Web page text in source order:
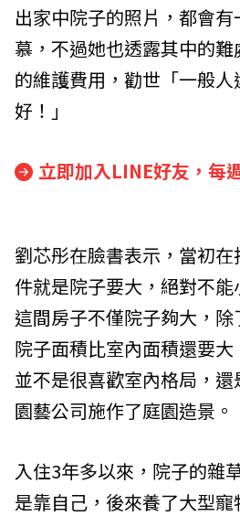
出家中院子的照片，都會
慕，不過她也透露其中的
的維護費用，勸世「一般
好！」
立即加入LINE好友，每
劉芯彤在臉書表示，當初
件就是院子要大，絕對不
這間房子不僅院子夠大，除
院子面積比室內面積還要
並不是很喜歡室內格局，
園藝公司施作了庭園造景。
入住3年多以來，院子的雜
是靠自己，後來養了大型